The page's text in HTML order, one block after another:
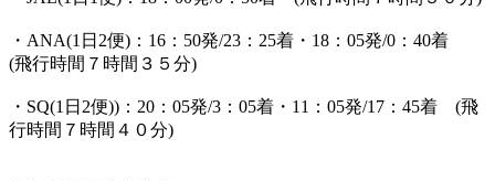
・ANA(1日2便)：16：50発/23：25着・18：05発/0：40着
(飛行時間７時間３５分)
・SQ(1日2便))：20：05発/3：05着・11：05発/17：45着 (飛
行時間７時間４０分)